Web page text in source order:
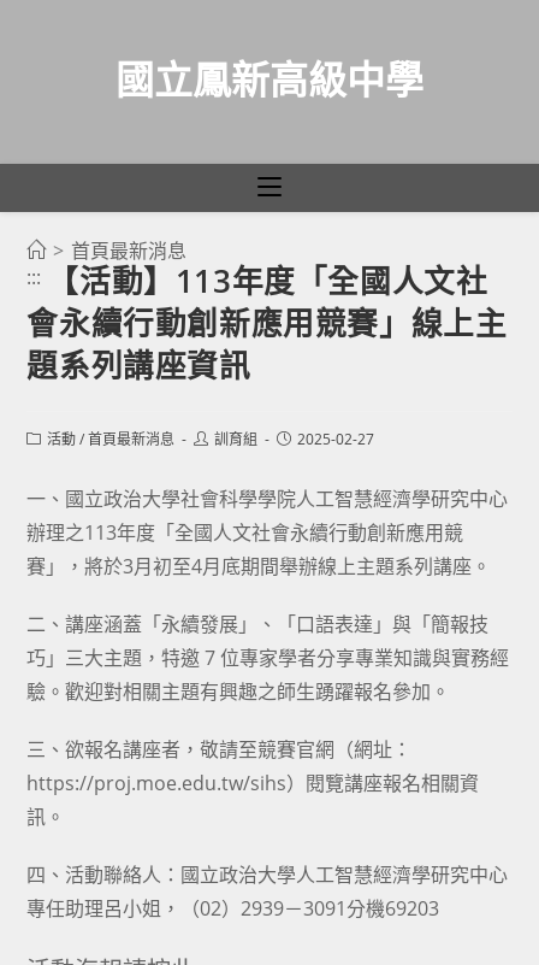
國立鳳新高級中學
> 首頁最新消息
:::
【活動】113年度「全國人文社
會永續行動創新應用競賽」線上主
題系列講座資訊
Post活動 / 首頁最新消息
Post訓育組
Post2025-02-27
一、國立政治大學社會科學學院人工智慧經濟學研究中心
辦理之113年度「全國人文社會永續行動創新應用競
賽」，將於3月初至4月底期間舉辦線上主題系列講座。
二、講座涵蓋「永續發展」、「口語表達」與「簡報技
巧」三大主題，特邀 7 位專家學者分享專業知識與實務經
驗。歡迎對相關主題有興趣之師生踴躍報名參加。
三、欲報名講座者，敬請至競賽官網（網址：
https://proj.moe.edu.tw/sihs）閱覽講座報名相關資
訊。
四、活動聯絡人：國立政治大學人工智慧經濟學研究中心
專任助理呂小姐，（02）2939－3091分機69203